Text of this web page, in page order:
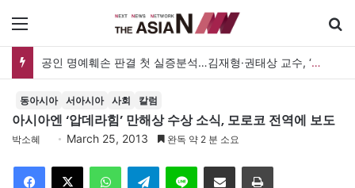
공인 명예훼손 판결 첫 실증분석…김재형·권태상 교수, ‘공인 보도준칙’ 제안도
동아시아 서아시아 사회 칼럼
아시아엔 ‘압데라힘’ 만해상 수상 소식, 모로코 전역에 보도
박소혜 March 25, 2013 완독 약 2 분 소요
Telegram 이메일